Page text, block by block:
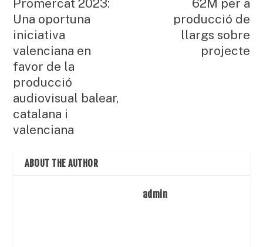
Promercat 2023:
Una oportuna
iniciativa
valenciana en
favor de la
producció
audiovisual balear,
catalana i
valenciana
62M per a
producció de
llargs sobre
projecte
ABOUT THE AUTHOR
admin